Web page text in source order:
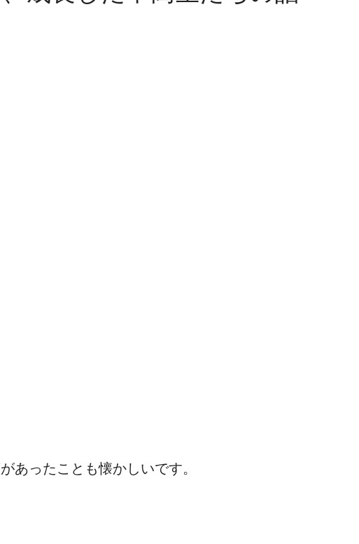
あったことも懐かしいです。